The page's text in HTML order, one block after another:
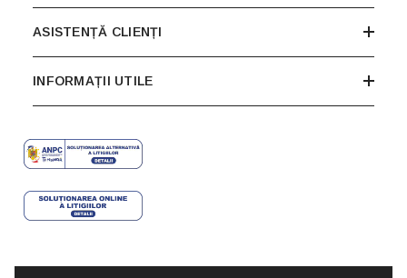
ASISTENȚĂ CLIENȚI
INFORMAȚII UTILE